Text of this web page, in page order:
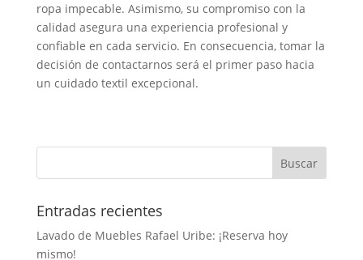
ropa impecable. Asimismo, su compromiso con la
calidad asegura una experiencia profesional y
confiable en cada servicio. En consecuencia, tomar la
decisión de contactarnos será el primer paso hacia
un cuidado textil excepcional.
Entradas recientes
Lavado de Muebles Rafael Uribe: ¡Reserva hoy
mismo!